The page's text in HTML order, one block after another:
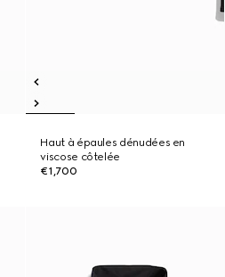
Haut à épaules dénudées en
viscose côtelée
€1,700